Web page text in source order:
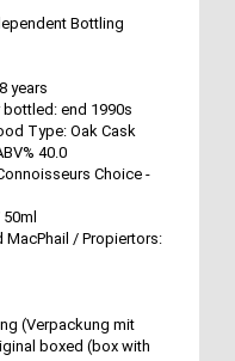
Bottling
years
bottled: end 1990s
Type: Oak Cask
40.0
Choice -
/ Propiertors:
(Verpackung mit
boxed (box with